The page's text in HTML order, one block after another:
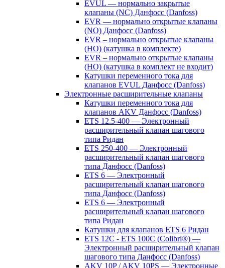
EVUL — нормально закрытые
клапаны (NC) Данфосс (Danfoss)
EVR — нормально открытые клапаны
(NO) Данфосс (Danfoss)
EVR – нормально открытые клапаны
(НО) (катушка в комплекте)
EVR – нормально открытые клапаны
(НО) (катушка в комплект не входит)
Катушки переменного тока для
клапанов EVUL Данфосс (Danfoss)
Электронные расширительные клапаны
Катушки переменного тока для
клапанов AKV Данфосс (Danfoss)
ETS 12.5-400 — Электронный
расширительный клапан шагового
типа Ридан
ETS 250-400 — Электронный
расширительный клапан шагового
типа Данфосс (Danfoss)
ETS 6 — Электронный
расширительный клапан шагового
типа Данфосс (Danfoss)
ETS 6 — Электронный
расширительный клапан шагового
типа Ридан
Катушки для клапанов ETS 6 Ридан
ETS 12C - ETS 100C (Colibri®) —
Электронный расширительный клапан
шагового типа Данфосс (Danfoss)
AKV 10P / AKV 10PS — Электронные